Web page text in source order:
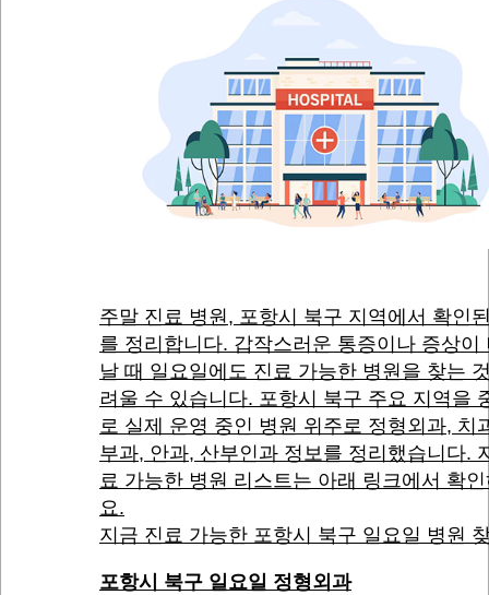
주말 진료 병원, 포항시 북구 지역에서 확인
를 정리합니다. 갑작스러운 통증이나 증상이
날 때 일요일에도 진료 가능한 병원을 찾는
려울 수 있습니다. 포항시 북구 주요 지역을
로 실제 운영 중인 병원 위주로 정형외과, 치
부과, 안과, 산부인과 정보를 정리했습니다.
료 가능한 병원 리스트는 아래 링크에서 확
요.
지금 진료 가능한 포항시 북구 일요일 병원
포항시 북구 일요일 정형외과